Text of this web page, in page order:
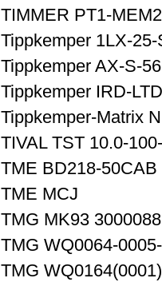
TIMMER PT1-
Tippkemper 1LX-
Tippkemper AX-S-
Tippkemper IRD-
Tippkemper-Matrix
TIVAL TST 10.0-
TME BD218-50CAB
TME MCJ
TMG MK93 3000088
TMG WQ0064-
TMG